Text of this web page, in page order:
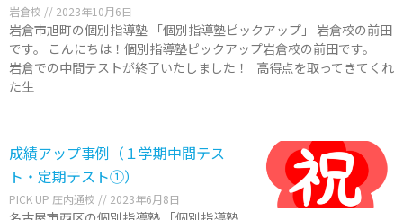
岩倉校 2023年10月6日
岩倉市旭町の個別指導塾 「個別指導塾ピックアップ」 岩倉校の前田
です。 こんにちは！個別指導塾ピックアップ岩倉校の前田です。
岩倉での中間テストが終了いたしました！ 高得点を取ってきてくれ
た生
成績アップ事例（１学期中間テス
ト・定期テスト①）
PICK UP 庄内通校 2023年6月8日